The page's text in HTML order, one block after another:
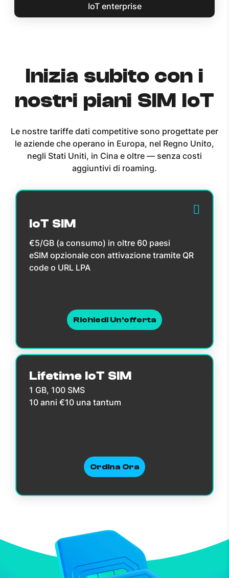
IoT enterprise
Inizia subito con i
nostri piani SIM IoT
Le nostre tariffe dati competitive sono progettate per
le aziende che operano in Europa, nel Regno Unito,
negli Stati Uniti, in Cina e oltre — senza costi
aggiuntivi di roaming.
IoT SIM
€5/GB (a consumo) in oltre 60 paesi
eSIM opzionale con attivazione tramite QR
code o URL LPA
Richiedi Un'offerta
Lifetime IoT SIM
1 GB, 100 SMS
10 anni €10 una tantum
Ordina Ora